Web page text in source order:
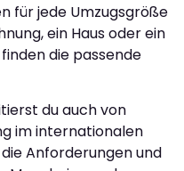
für jede Umzugsgröße
ein Haus oder ein
die passende
du auch von
im internationalen
Anforderungen und